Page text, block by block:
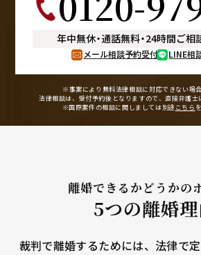
年中無休・通話無料・24時間ご相
メール相談予約受付 LINE相
※事案により無料法律相談に対応できない場
法律相談は、受付予約後となりますので、 直接弁護士
※国際案件の相談に関しましては別途こちら
離婚できるかどうかの
5つの離婚
裁判で離婚するためには、法律で